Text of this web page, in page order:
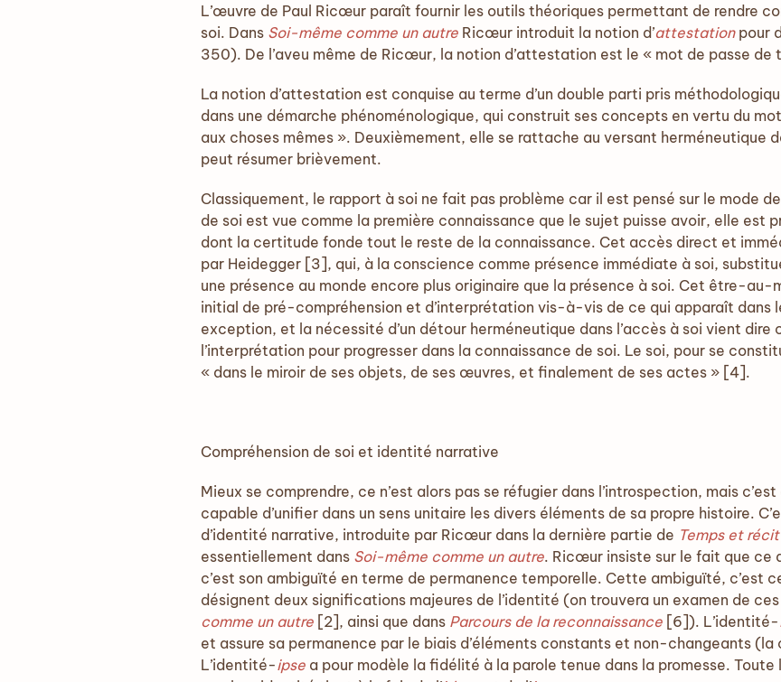
L’œuvre de Paul Ricœur paraît fournir les outils théoriques permettant de rendre
soi. Dans Soi-même comme un autre Ricœur introduit la notion d’attestationpour
350). De l’aveu même de Ricœur, la notion d’attestation est le « mot de passe
La notion d’attestation est conquise au terme d’un double parti pris
dans une démarche phénoménologique, qui construit ses concepts en vertu du
aux choses mêmes ». Deuxièmement, elle se rattache au versant herméneutique
peut résumer brièvement.
Classiquement, le rapport à soi ne fait pas problème car il est pensé sur le mode
de soi est vue comme la première connaissance que le sujet puisse avoir, elle est
dont la certitude fonde tout le reste de la connaissance. Cet accès direct et
par Heidegger [3], qui, à la conscience comme présence immédiate à soi,
une présence au monde encore plus originaire que la présence à soi. Cet être-au-
initial de pré-compréhension et d’interprétation vis-à-vis de ce qui apparaît dans
exception, et la nécessité d’un détour herméneutique dans l’accès à soi vient
l’interprétation pour progresser dans la connaissance de soi. Le soi, pour se
« dans le miroir de ses objets, de ses œuvres, et finalement de ses actes » [4].
Compréhension de soi et identité narrative
Mieux se comprendre, ce n’est alors pas se réfugier dans l’introspection, mais
capable d’unifier dans un sens unitaire les divers éléments de sa propre histoire.
d’identité narrative, introduite par Ricœur dans la dernière partie de Temps et récit
essentiellement dans Soi-même comme un autre. Ricœur insiste sur le fait que ce
c’est son ambiguïté en terme de permanence temporelle. Cette ambiguïté, c’est
désignent deux significations majeures de l’identité (on trouvera un examen de
comme un autre [2], ainsi que dans Parcours de la reconnaissance [6]). L’identité-
et assure sa permanence par le biais d’éléments constants et non-changeants
L’identité-ipse a pour modèle la fidélité à la parole tenue dans la promesse. Toute